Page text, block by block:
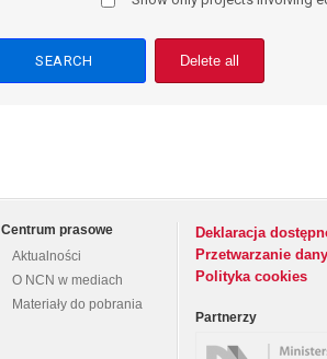
Delete all
Centrum prasowe
Aktualności
O NCN w mediach
Materiały do pobrania
Deklaracja
Przetwarzanie
Polityka cookies
Partnerzy